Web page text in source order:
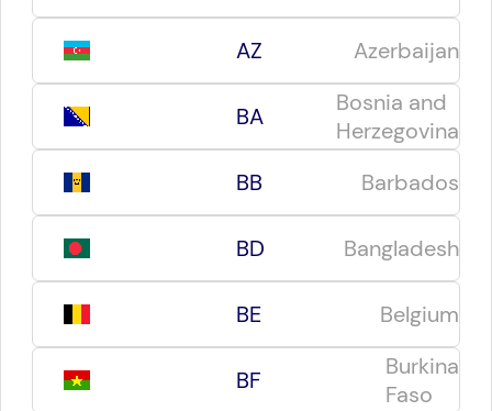
AZ Azerbaijan
BA
Bosnia and
Herzegovina
BB
Barbados
BD Bangladesh
BE Belgium
BF
Burkina
Faso